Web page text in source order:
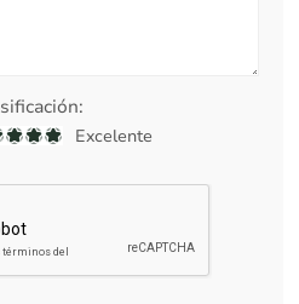
Excelente